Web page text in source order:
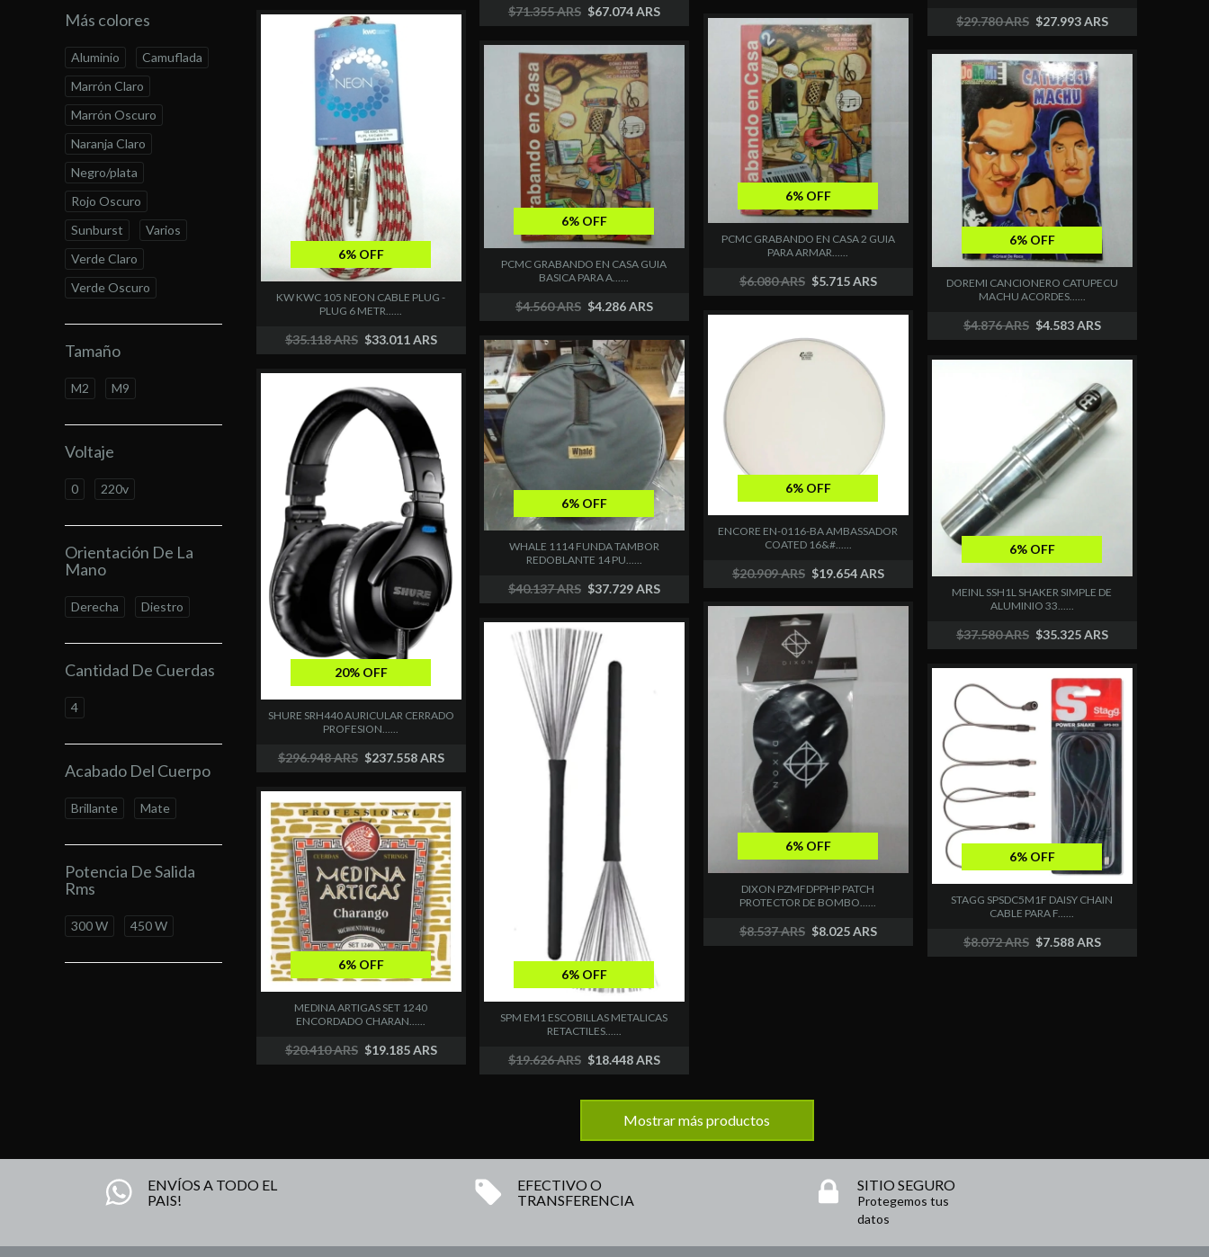
Más colores
Aluminio
Camuflada
Marrón Claro
Marrón Oscuro
Naranja Claro
Negro/plata
Rojo Oscuro
Sunburst
Varios
Verde Claro
Verde Oscuro
Tamaño
M2 M9
Voltaje
0 220v
Orientación De La
Mano
Derecha Diestro
Cantidad De Cuerdas
4
Acabado Del Cuerpo
Brillante Mate
Potencia De Salida
Rms
300 W 450 W
$71.355 ARS $67.074 ARS
$29.780 ARS $27.993 ARS
6% OFF
KW KWC 105 NEON CABLE PLUG -
PLUG 6 METR......
$35.118 ARS $33.011 ARS
6% OFF
PCMC GRABANDO EN CASA GUIA
BASICA PARA A......
$4.560 ARS $4.286 ARS
6% OFF
PCMC GRABANDO EN CASA 2 GUIA
PARA ARMAR......
$6.080 ARS $5.715 ARS
6% OFF
DOREMI CANCIONERO CATUPECU
MACHU ACORDES......
$4.876 ARS $4.583 ARS
20% OFF
SHURE SRH440 AURICULAR CERRADO
PROFESION......
$296.948 ARS $237.558 ARS
6% OFF
WHALE 1114 FUNDA TAMBOR
REDOBLANTE 14 PU......
$40.137 ARS $37.729 ARS
6% OFF
ENCORE EN-0116-BA AMBASSADOR
COATED 16&#......
$20.909 ARS $19.654 ARS
6% OFF
MEINL SSH1L SHAKER SIMPLE DE
ALUMINIO 33......
$37.580 ARS $35.325 ARS
6% OFF
MEDINA ARTIGAS SET 1240
ENCORDADO CHARAN......
$20.410 ARS $19.185 ARS
6% OFF
SPM EM1 ESCOBILLAS METALICAS
RETACTILES......
$19.626 ARS $18.448 ARS
6% OFF
DIXON PZMFDPPHP PATCH
PROTECTOR DE BOMBO......
$8.537 ARS $8.025 ARS
6% OFF
STAGG SPSDC5M1F DAISY CHAIN
CABLE PARA F......
$8.072 ARS $7.588 ARS
Mostrar más productos
ENVÍOS A TODO EL
PAIS!
EFECTIVO O
TRANSFERENCIA
SITIO SEGURO
Protegemos tus
datos